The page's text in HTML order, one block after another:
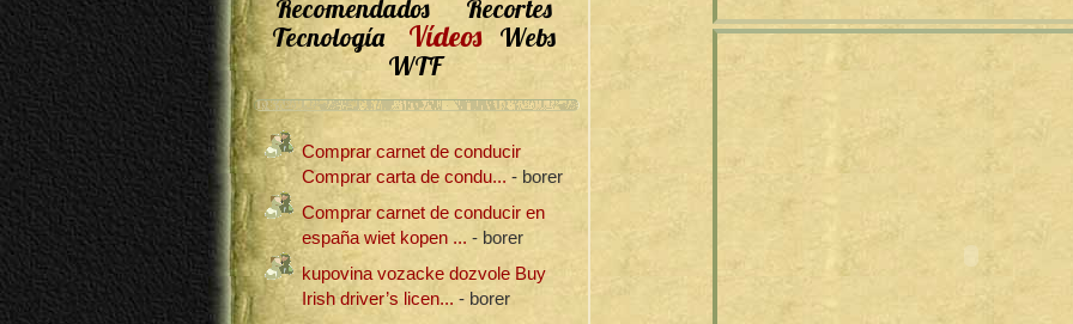
Recomendados
Recortes
Tecnología
Vídeos Webs
WTF
Comprar carnet de conducir
Comprar carta de condu... - borer
Comprar carnet de conducir en
españa wiet kopen ... - borer
kupovina vozacke dozvole Buy
Irish driver’s licen... - borer